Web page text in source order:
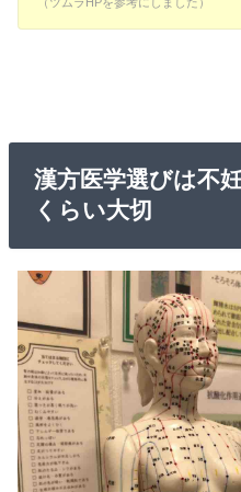
漢方医学選びは不
くらい大切